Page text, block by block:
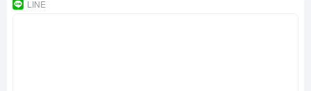
LINE